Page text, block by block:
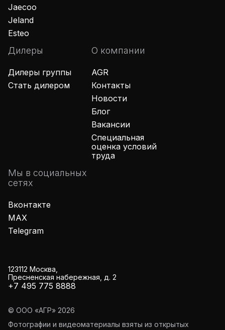
Jaecoo
Jeland
Esteo
Дилеры
Дилеры группы
Стать дилером
О компании
AGR
Контакты
Новости
Блог
Вакансии
Специальная
оценка условий
труда
Мы в социальных
сетях
Вконтакте
MAX
Telegram
123112 Москва,
Пресненская набережная, д. 2
+7 495 775 8888
© ООО «АГР» 2026
Фотографии и видеоматериалы взяты из открытых